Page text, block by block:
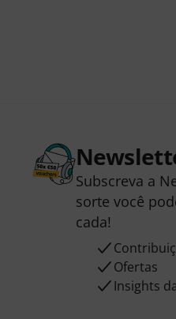
Subscreva a
sorte você
cada!
Ofertas
Insights